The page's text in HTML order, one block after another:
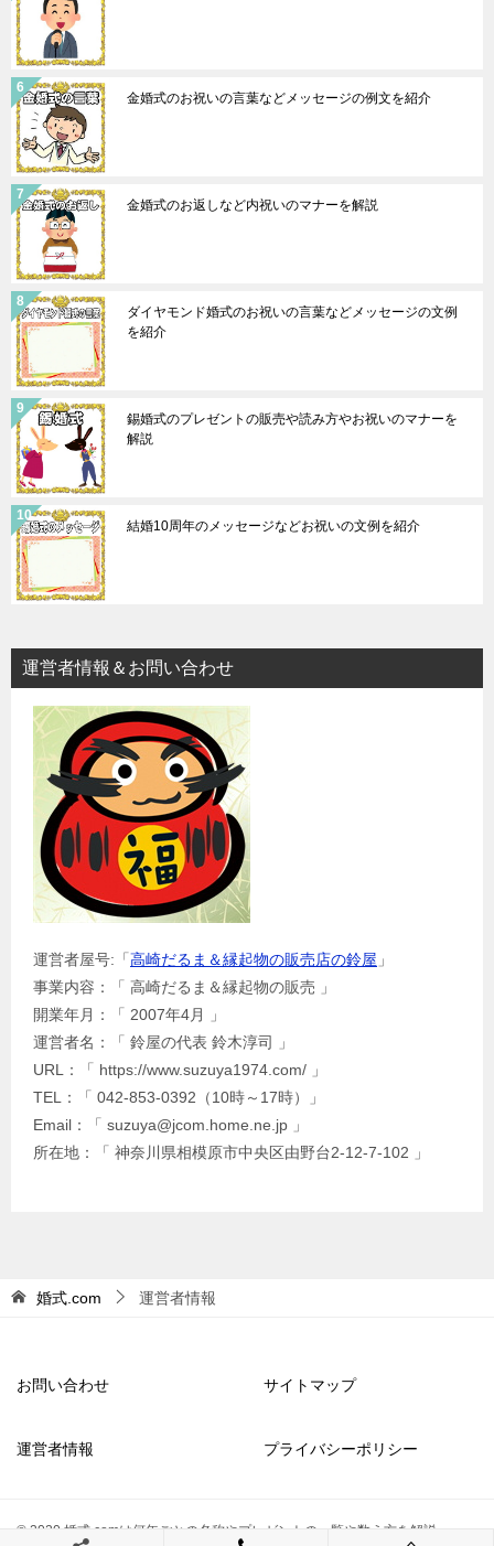
金婚式のお祝いの言葉などメッセージの例文を紹介
金婚式のお返しなど内祝いのマナーを解説
ダイヤモンド婚式のお祝いの言葉などメッセージの文例
を紹介
錫婚式のプレゼントの販売や読み方やお祝いのマナーを
解説
結婚10周年のメッセージなどお祝いの文例を紹介
運営者情報＆お問い合わせ
運営者屋号:「 高崎だるま＆縁起物の販売店の鈴屋 」
事業内容：「 高崎だるま＆縁起物の販売 」
開業年月：「 2007年4月 」
運営者名：「 鈴屋の代表 鈴木淳司 」
URL：「 https://www.suzuya1974.com/ 」
TEL：「 042-853-0392（10時～17時）」
Email：「 suzuya@jcom.home.ne.jp 」
所在地：「 神奈川県相模原市中央区由野台2-12-7-102 」
婚式.com 運営者情報
お問い合わせ サイトマップ
運営者情報 プライバシーポリシー
© 2020 婚式.comは何年ごとの名称やプレゼントの一覧や数え方を解説